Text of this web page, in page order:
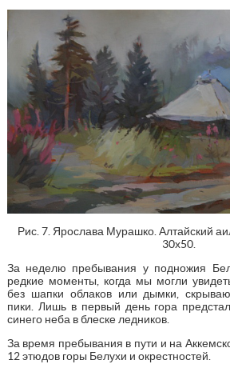
Рис. 7. Ярослава Мурашко. Алтайский
30х50.
За неделю пребывания у подножия
редкие моменты, когда мы могли
без шапки облаков или дымки,
пики. Лишь в первый день гора
синего неба в блеске ледников.
За время пребывания в пути и на
12 этюдов горы Белухи и окрестностей.